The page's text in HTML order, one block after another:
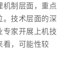
机制层面，重点
。技术层面的深
专家开展上机技
看，可能性较